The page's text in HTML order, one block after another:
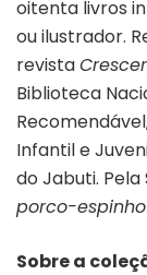
oitenta livros
ou ilustrador.
revistaCrescer
Biblioteca
Infantil e
do Jabuti.
porco-
Sobre a